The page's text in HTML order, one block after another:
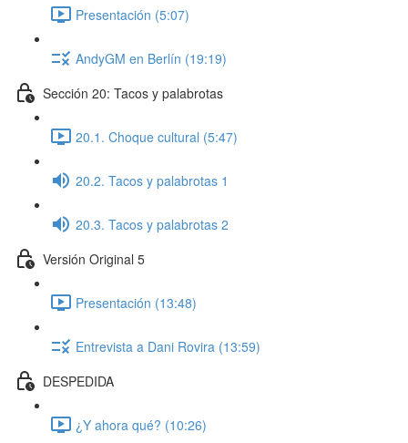
Presentación (5:07)
AndyGM en Berlín (19:19)
Sección 20: Tacos y palabrotas
20.1. Choque cultural (5:47)
20.2. Tacos y palabrotas 1
20.3. Tacos y palabrotas 2
Versión Original 5
Presentación (13:48)
Entrevista a Dani Rovira (13:59)
DESPEDIDA
¿Y ahora qué? (10:26)